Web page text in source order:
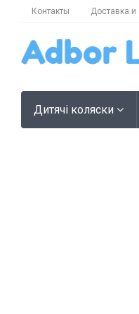
Контакты Доставка и
Дитячі коляски